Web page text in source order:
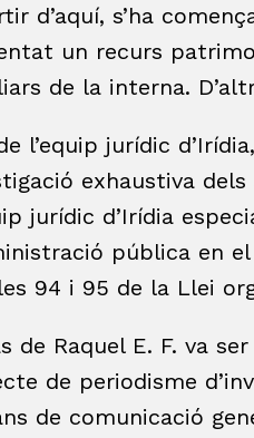
d’aquí, s’ha
un recurs
de la interna.
l’equip jurídic
exhaustiva
jurídic d’Irídia
pública en
94 i 95 de la Llei
de Raquel E. F. va
de periodisme
de comunicació